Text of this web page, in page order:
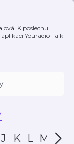
K poslechu
Youradio Talk
J K L M N